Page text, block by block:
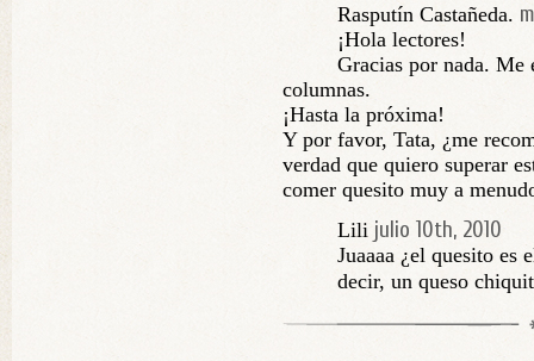
Rasputín Castañeda.
¡Hola lectores!
Gracias por nada. Me
columnas.
¡Hasta la próxima!
Y por favor, Tata, ¿me
verdad que quiero superar
comer quesito muy a
Lili julio 10th, 2010
Juaaaa ¿el quesito es
decir, un queso